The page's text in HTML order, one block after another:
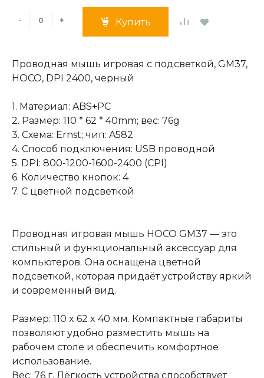
- + Купить
Проводная мышь игровая с подсветкой, GM37,
HOCO, DPI 2400, черный
1. Материал: ABS+PC
2. Размер: 110 * 62 * 40mm; вес: 76g
3. Схема: Ernst; чип: A582
4. Способ подключения: USB проводной
5. DPI: 800-1200-1600-2400 (CPI)
6. Количество кнопок: 4
7. С цветной подсветкой
Проводная игровая мышь HOCO GM37 — это
стильный и функциональный аксессуар для
компьютеров. Она оснащена цветной
подсветкой, которая придаёт устройству яркий
и современный вид.
Размер: 110 x 62 x 40 мм. Компактные габариты
позволяют удобно разместить мышь на
рабочем столе и обеспечить комфортное
использование.
Вес: 76 г. Лёгкость устройства способствует